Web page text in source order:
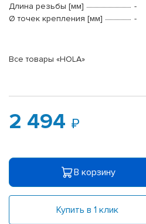
Длина резьбы [мм]
-
Ø точек крепления [мм]
-
Все товары «HOLA»
2 494
В корзину
Купить в 1 клик